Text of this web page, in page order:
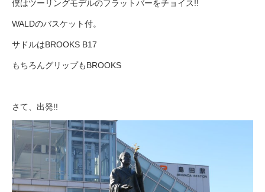
僕はツーリングモデルのフラットバーをチョイス!!
WALDのバスケット付。
サドルはBROOKS B17
もちろんグリップもBROOKS
さて、出発!!